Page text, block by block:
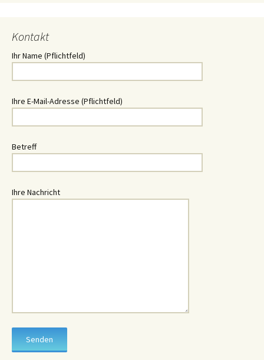
Kontakt
Ihr Name (Pflichtfeld)
Ihre E-Mail-Adresse (Pflichtfeld)
Betreff
Ihre Nachricht